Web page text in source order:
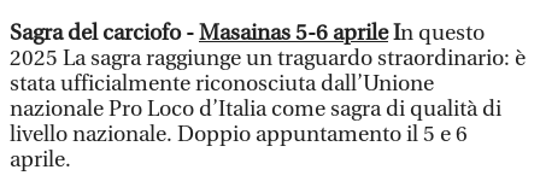
Sagra del carciofo -Masainas 5-6 aprileIn questo
2025 La sagraraggiunge un traguardo straordinario: è
stata ufficialmente riconosciuta dall’Unione
nazionale Pro Loco d’Italia come sagra di qualità di
livello nazionale. Doppio appuntamento il 5 e 6
aprile.